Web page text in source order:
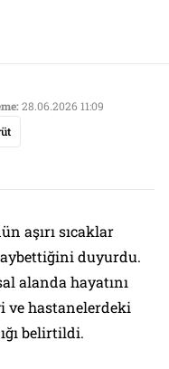
28.06.2026 11:09
aşırı sıcaklar
duyurdu.
alanda hayatını
ve hastanelerdeki
belirtildi.